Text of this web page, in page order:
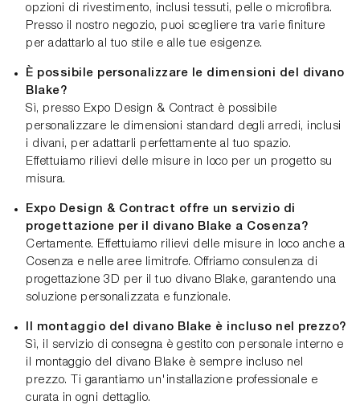
opzioni di rivestimento, inclusi tessuti, pelle o microfibra.
Presso il nostro negozio, puoi scegliere tra varie finiture
per adattarlo al tuo stile e alle tue esigenze.
È possibile personalizzare le dimensioni del divano
Blake?
Sì, presso Expo Design & Contract è possibile
personalizzare le dimensioni standard degli arredi, inclusi
i divani, per adattarli perfettamente al tuo spazio.
Effettuiamo rilievi delle misure in loco per un progetto su
misura.
Expo Design & Contract offre un servizio di
progettazione per il divano Blake a Cosenza?
Certamente. Effettuiamo rilievi delle misure in loco anche a
Cosenza e nelle aree limitrofe. Offriamo consulenza di
progettazione 3D per il tuo divano Blake, garantendo una
soluzione personalizzata e funzionale.
Il montaggio del divano Blake è incluso nel prezzo?
Sì, il servizio di consegna è gestito con personale interno e
il montaggio del divano Blake è sempre incluso nel
prezzo. Ti garantiamo un'installazione professionale e
curata in ogni dettaglio.